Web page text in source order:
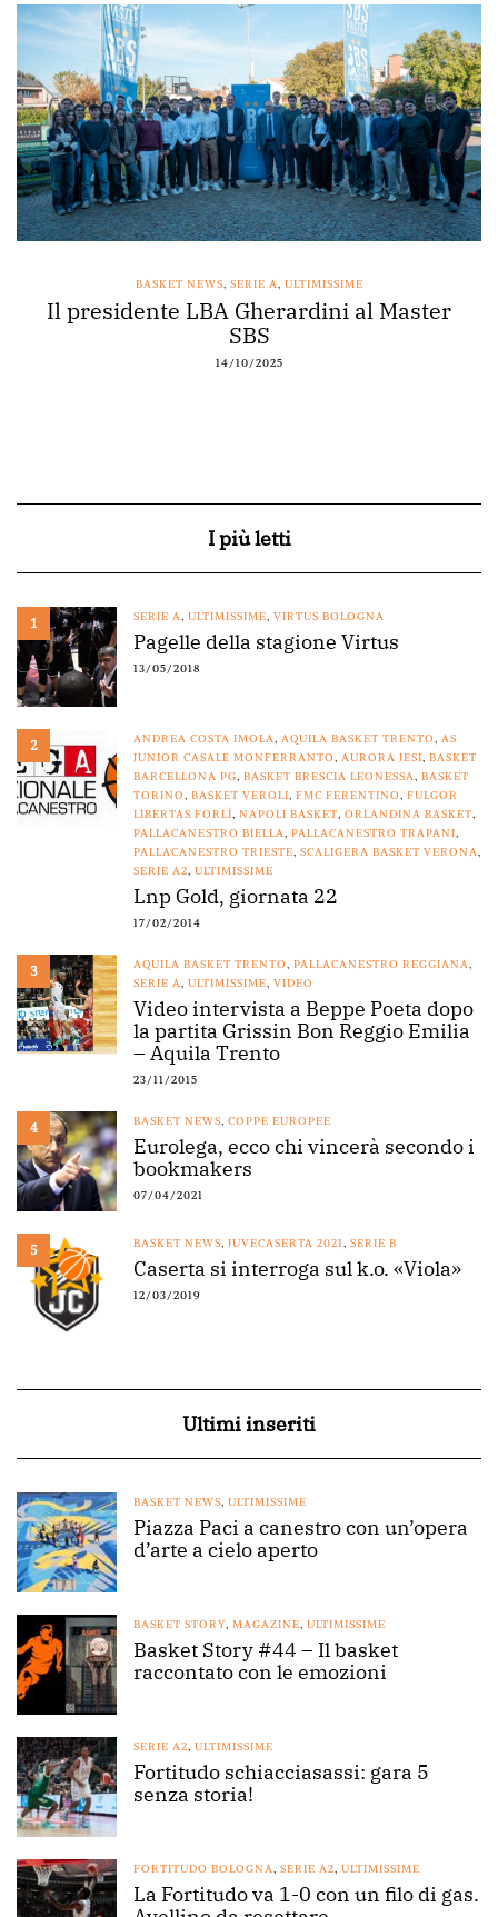
BASKET NEWS, SERIE A, ULTIMISSIME
Il presidente LBA Gherardini al Master
SBS
14/10/2025
I più letti
1 SERIE A, ULTIMISSIME, VIRTUS BOLOGNA
Pagelle della stagione Virtus
13/05/2018
2 ANDREA COSTA IMOLA, AQUILA BASKET TRENTO, AS
JUNIOR CASALE MONFERRANTO, AURORA JESI, BASKET
BARCELLONA PG, BASKET BRESCIA LEONESSA, BASKET
TORINO, BASKET VEROLI, FMC FERENTINO, FULGOR
LIBERTAS FORLÌ, NAPOLI BASKET, ORLANDINA BASKET,
PALLACANESTRO BIELLA, PALLACANESTRO TRAPANI,
PALLACANESTRO TRIESTE, SCALIGERA BASKET VERONA,
SERIE A2, ULTIMISSIME
Lnp Gold, giornata 22
17/02/2014
3 AQUILA BASKET TRENTO, PALLACANESTRO REGGIANA,
SERIE A, ULTIMISSIME, VIDEO
Video intervista a Beppe Poeta dopo
la partita Grissin Bon Reggio Emilia
– Aquila Trento
23/11/2015
4 BASKET NEWS, COPPE EUROPEE
Eurolega, ecco chi vincerà secondo i
bookmakers
07/04/2021
5 BASKET NEWS, JUVECASERTA 2021, SERIE B
Caserta si interroga sul k.o. «Viola»
12/03/2019
Ultimi inseriti
BASKET NEWS, ULTIMISSIME
Piazza Paci a canestro con un’opera
d’arte a cielo aperto
BASKET STORY, MAGAZINE, ULTIMISSIME
Basket Story #44 – Il basket
raccontato con le emozioni
SERIE A2, ULTIMISSIME
Fortitudo schiacciasassi: gara 5
senza storia!
FORTITUDO BOLOGNA, SERIE A2, ULTIMISSIME
La Fortitudo va 1-0 con un filo di gas.